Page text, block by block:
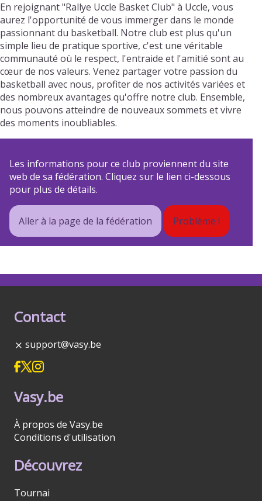
En rejoignant "Rallye Uccle Basket Club" à Uccle, vous
aurez l'opportunité de vous immerger dans le monde
passionnant du basketball. Notre club est plus qu'un
simple lieu de pratique sportive, c'est une véritable
communauté où le respect, l'entraide et l'amitié sont au
cœur de nos valeurs. Venez partager votre passion du
basketball avec nous, profiter de nos activités variées et
des nombreux avantages qu'offre notre club. Ensemble,
nous pouvons atteindre de nouveaux sommets et vivre
des moments inoubliables.
Les informations pour ce club proviennent du site
web de sa fédération. Cliquez sur le lien ci-dessous
pour plus de détails.
Aller à la page de la fédération Problème !
Contact
support@vasy.be
Vasy.be
À propos de Vasy.be
Conditions d'utilisation
Découvrez
Tournai